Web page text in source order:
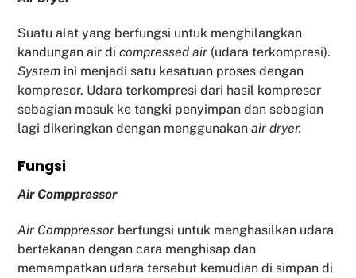
Suatu alat yang berfungsi untuk menghilangkan
kandungan air dicompressed air (udara terkompresi).
System ini menjadi satu kesatuan proses dengan
kompresor. Udara terkompresi dari hasil kompresor
sebagian masuk ke tangki penyimpan dan sebagian
lagi dikeringkan dengan menggunakan air dryer.
Fungsi
Air Comppressor
Air Comppressor berfungsi untuk menghasilkan udara
bertekanan dengan cara menghisap dan
memampatkan udara tersebut kemudian di simpan di